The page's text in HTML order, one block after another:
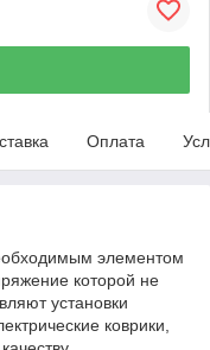
Оплата
элементом
которой не
установки
коврики,